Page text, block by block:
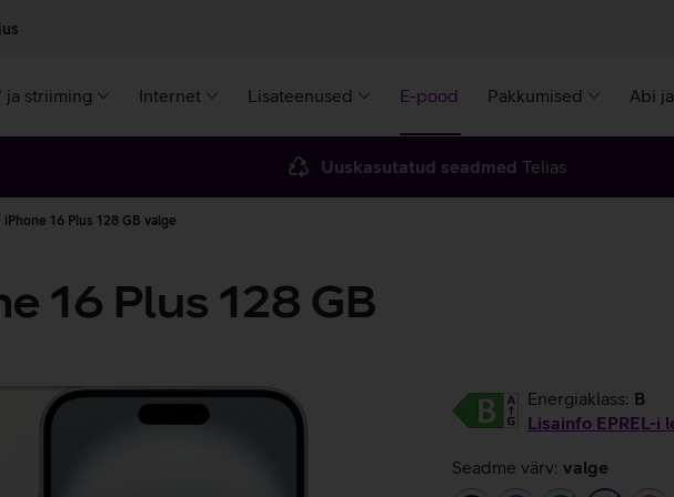
ja striiming Internet Lisateenused E-pood Pakkumised Abi
Uuskasutatud seadmed Telias
iPhone 16 Plus 128 GB valge
16 Plus 128 GB
Energiaklass: B
Lisainfo EPREL-i
Seadme värv: valge